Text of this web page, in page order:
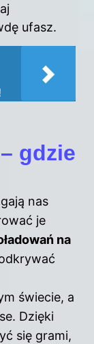
ufasz.
gdzie
nas
je
na
świecie, a
Dzięki
się grami,